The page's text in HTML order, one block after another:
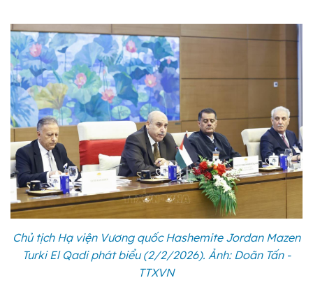
Chủ tịch Hạ viện Vương quốc Hashemite Jordan Mazen
Turki El Qadi phát biểu (2/2/2026). Ảnh: Doãn Tấn -
TTXVN